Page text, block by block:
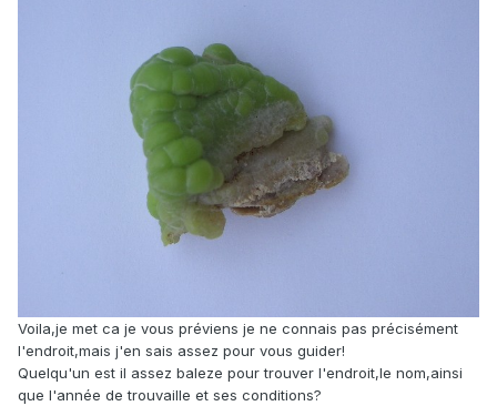
Voila,je met ca je vous préviens je ne connais pas précisément
l'endroit,mais j'en sais assez pour vous guider!
Quelqu'un est il assez baleze pour trouver l'endroit,le nom,ainsi
que l'année de trouvaille et ses conditions?